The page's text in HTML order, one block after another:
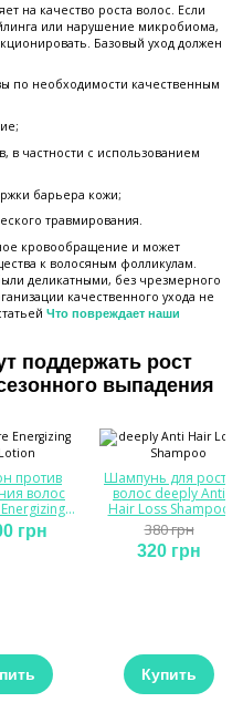
на качество роста волос. Если
или нарушение микробиома,
Базовый уход должен
по необходимости качественным
в частности с использованием
барьера кожи;
травмирования.
кровообращение и может
к волосяным фолликулам.
деликатными, без чрезмерного
качественного ухода не
Что повреждает наши
поддержать рост
выпадения
против
волос
125 мл
грн
Шампунь для роста
волос deeply Anti
Hair Loss Shampoo
380 грн
320 грн
Купить